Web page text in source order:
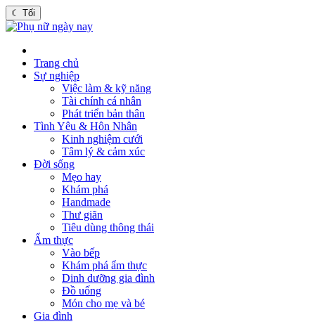
☾ Tối
Trang chủ
Sự nghiệp
Việc làm & kỹ năng
Tài chính cá nhân
Phát triển bản thân
Tình Yêu & Hôn Nhân
Kinh nghiệm cưới
Tâm lý & cảm xúc
Đời sống
Mẹo hay
Khám phá
Handmade
Thư giãn
Tiêu dùng thông thái
Ẩm thực
Vào bếp
Khám phá ẩm thực
Dinh dưỡng gia đình
Đồ uống
Món cho mẹ và bé
Gia đình